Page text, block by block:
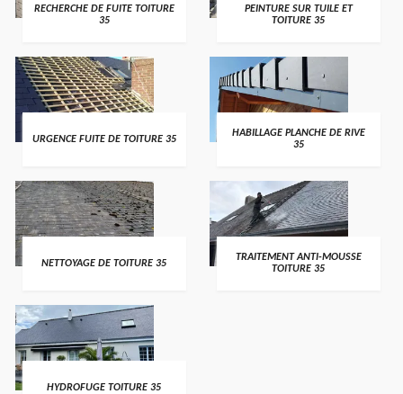
RECHERCHE DE FUITE TOITURE
35
PEINTURE SUR TUILE ET
TOITURE 35
URGENCE FUITE DE TOITURE 35
HABILLAGE PLANCHE DE RIVE
35
NETTOYAGE DE TOITURE 35
TRAITEMENT ANTI-MOUSSE
TOITURE 35
HYDROFUGE TOITURE 35